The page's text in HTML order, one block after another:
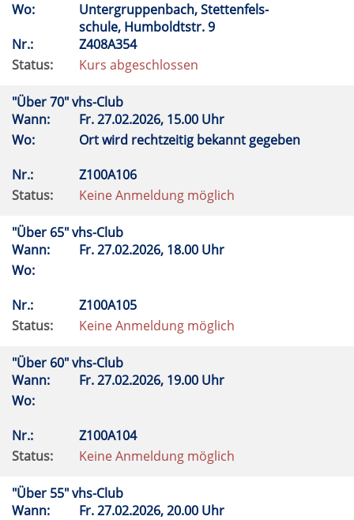
Wo:
Untergruppenbach, Stettenfels-
schule, Humboldtstr. 9
Nr.:
Z408A354
Status:
Kurs abgeschlossen
"Über 70" vhs-Club
Wann:
Fr.27.02.2026, 15.00 Uhr
Wo:
Ort wird rechtzeitig bekannt gegeben
Nr.:
Z100A106
Status:
Keine Anmeldung möglich
"Über 65" vhs-Club
Wann:
Fr.27.02.2026, 18.00 Uhr
Wo:
Nr.:
Z100A105
Status:
Keine Anmeldung möglich
"Über 60" vhs-Club
Wann:
Fr.27.02.2026, 19.00 Uhr
Wo:
Nr.:
Z100A104
Status:
Keine Anmeldung möglich
"Über 55" vhs-Club
Wann:
Fr.27.02.2026, 20.00 Uhr